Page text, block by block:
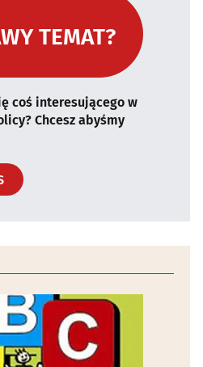
TEMAT?
coś interesującego w
Chcesz abyśmy